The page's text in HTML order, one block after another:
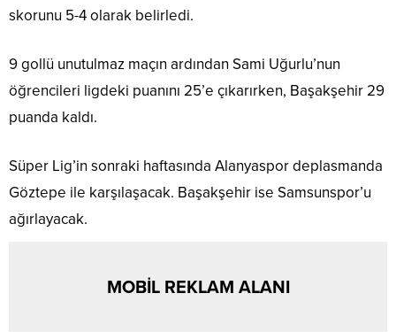
skorunu 5-4 olarak belirledi.
9 gollü unutulmaz maçın ardından Sami Uğurlu’nun
öğrencileri ligdeki puanını 25’e çıkarırken, Başakşehir 29
puanda kaldı.
Süper Lig’in sonraki haftasında Alanyaspor deplasmanda
Göztepe ile karşılaşacak. Başakşehir ise Samsunspor’u
ağırlayacak.
MOBİL REKLAM ALANI